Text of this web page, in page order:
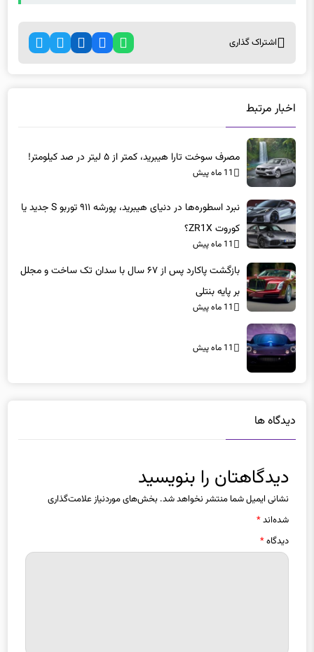
اشتراک گذاری
اخبار مرتبط
مصرف سوخت تارا هیبرید، کمتر از ۵ لیتر در صد کیلومتر!
11 ماه پیش
نبرد اسطوره‌ها در دنیای هیبرید، پورشه ۹۱۱ توربو S جدید یا
کوروت ZR1X؟
11 ماه پیش
بازگشت پاکارد پس از ۶۷ سال با سدان تک ساخت و مجلل
بر پایه بنتلی
11 ماه پیش
11 ماه پیش
دیدگاه ها
دیدگاهتان را بنویسید
نشانی ایمیل شما منتشر نخواهد شد. بخش‌های موردنیاز علامت‌گذاری
شده‌اند*
دیدگاه*